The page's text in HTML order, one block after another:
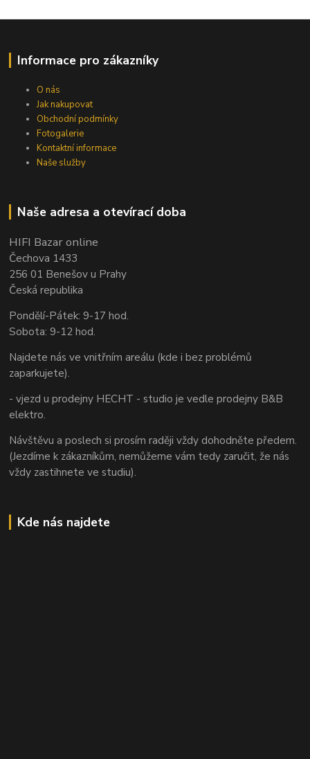
Informace pro zákazníky
O nás
Jak nakupovat
Obchodní podmínky
Fotogalerie
Kontaktní informace
Naše služby
Naše adresa a otevírací doba
HIFI Bazar online
Čechova 1433
256 01 Benešov u Prahy
Česká republika
Pondělí-Pátek: 9-17 hod.
Sobota: 9-12 hod.
Najdete nás ve vnitřním areálu (kde i bez problémů
zaparkujete).
- vjezd u prodejny HECHT - studio je vedle prodejny B&B
elektro.
Návštěvu a poslech si prosím raději vždy dohodněte předem.
(Jezdíme k zákazníkům, nemůžeme vám tedy zaručit, že nás
vždy zastihnete ve studiu).
Kde nás najdete